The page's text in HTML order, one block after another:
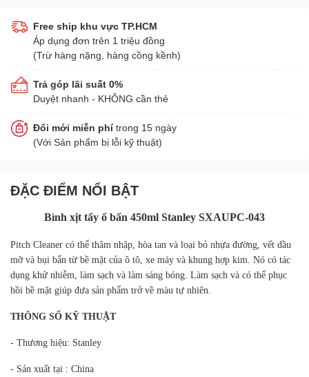
Free ship khu vực TP.HCM
Áp dụng đơn trên 1 triệu đồng
(Trừ hàng nặng, hàng cồng kềnh)
Trả góp lãi suất 0%
Duyệt nhanh - KHÔNG cần thẻ
Đổi mới miễn phítrong 15 ngày
(Với Sản phẩm bị lỗi kỹ thuật)
ĐẶC ĐIỂM NỔI BẬT
Bình xịt tẩy ố bẩn 450ml Stanley SXAUPC-043
Pitch Cleaner có thể thâm nhập, hòa tan và loại bỏ nhựa đường, vết dầu
mỡ và bụi bẩn từ bề mặt của ô tô, xe máy và khung hợp kim. Nó có tác
dụng khử nhiễm, làm sạch và làm sáng bóng. Làm sạch và có thể phục
hồi bề mặt giúp đưa sản phẩm trở về màu tự nhiên.
THÔNG SỐ KỸ THUẬT
- Thương hiệu: Stanley
- Sản xuất tại : China